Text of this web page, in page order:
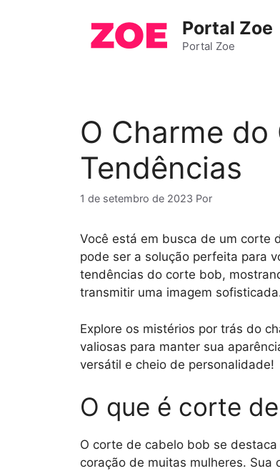
Portal Zoe
Portal Zoe
O Charme
Tendências
1 de setembro de 2023 Por
Você está em busca de um corte
pode ser a solução perfeita para
tendências do corte bob,
transmitir uma imagem
Explore os mistérios por trás do
valiosas para manter sua
versátil e cheio de personalidade!
O que é corte
O corte de cabelo bob se
coração de muitas mulheres.